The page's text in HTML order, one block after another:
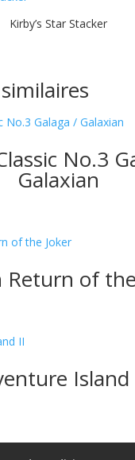
Kirby’s Star Stacker
No.3
Galaxian
Return of
Island